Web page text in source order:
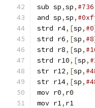
sub sp,sp, #736
and sp,sp,
strd r4,[sp,
strd r6,[sp,
strd r8,[sp,
strd r10,[sp,
str r12,[sp,
str r14,[sp,
mov r0, r0
mov r1, r1